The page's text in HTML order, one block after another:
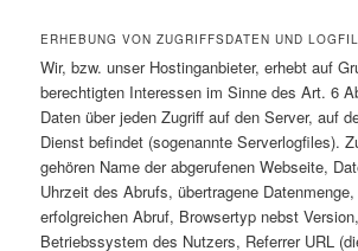
ERHEBUNG VON ZUGRIFFSDATEN UND
Wir, bzw. unser Hostinganbieter, erhebt auf
berechtigten Interessen im Sinne des Art. 6
Daten über jeden Zugriff auf den Server, auf
Dienst befindet (sogenannte Serverlogfiles).
gehören Name der abgerufenen Webseite,
Uhrzeit des Abrufs, übertragene
erfolgreichen Abruf, Browsertyp nebst
Betriebssystem des Nutzers, Referrer URL